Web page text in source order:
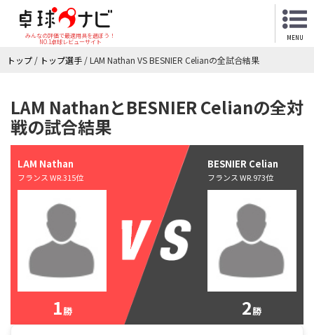
みんなの評価で最適用具を選ぼう！
NO.1卓球レビューサイト
MENU
トップ / トップ選手 /LAM Nathan VS BESNIER Celianの全試合結果
LAM NathanとBESNIER Celianの全対
戦の試合結果
LAM Nathan
フランス WR.315位
1勝
BESNIER Celian
フランス WR.973位
2勝